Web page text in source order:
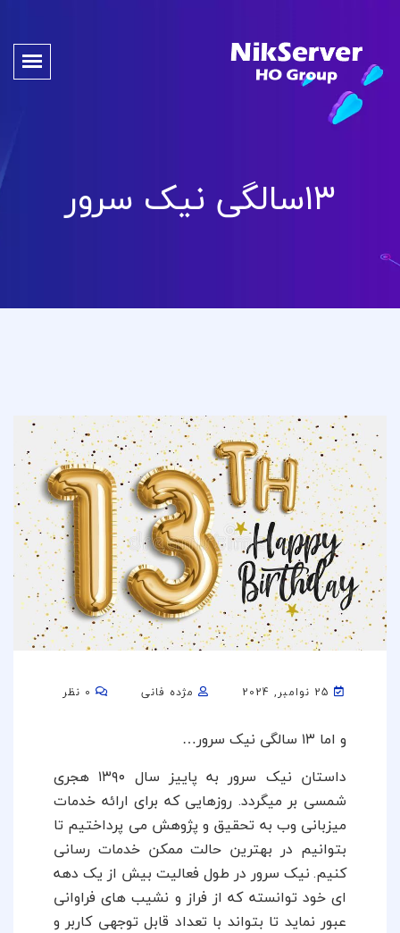
۱۳سالگی نیک سرور
مژده فانی
و اما ۱۳ سالگی نیک سرور…
داستان نیک سرور به پاییز سال ۱۳۹۰ هجری
شمسی بر میگردد. روزهایی که برای ارائه خدمات
میزبانی وب به تحقیق و پژوهش می پرداختیم تا
بتوانیم در بهترین حالت ممکن خدمات رسانی
کنیم.نیک سرور در طول فعالیت بیش از یک دهه
ای خود توانسته که از فراز و نشیب های فراوانی
عبور نماید تا بتواند با تعداد قابل توجهی کاربر و